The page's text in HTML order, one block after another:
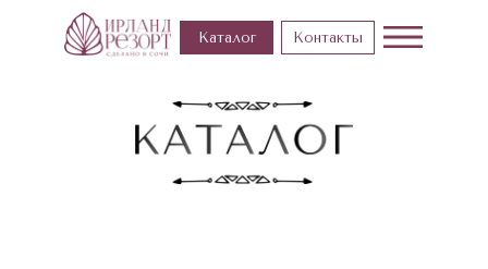
Контакты
Каталог